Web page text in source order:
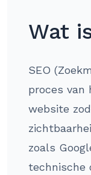
Wat
SEO
proces van
website
zoals
technische